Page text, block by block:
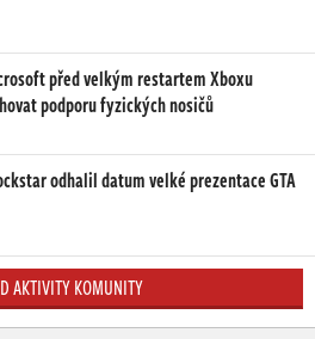
před velkým restartem Xboxu
podporu fyzických nosičů
odhalil datum velké prezentace GTA
AKTIVITY KOMUNITY